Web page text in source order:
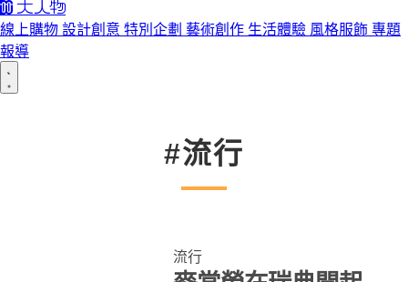
線上購物 設計創意 特別企劃 藝術創作 生活體驗 風格服飾 專題
報導
#流行
流行